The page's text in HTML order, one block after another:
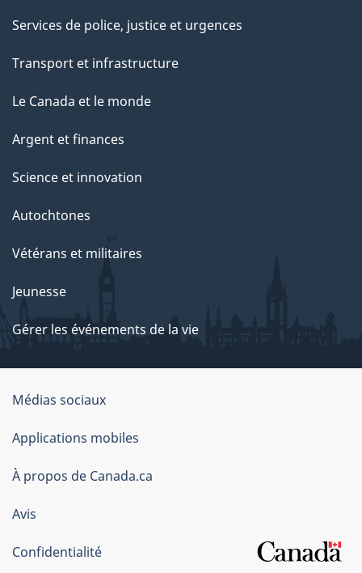
Services de police, justice et urgences
Transport et infrastructure
Le Canada et le monde
Argent et finances
Science et innovation
Autochtones
Vétérans et militaires
Jeunesse
Gérer les événements de la vie
Organisation
du
gouvernement
du
Canada
Médias sociaux
Applications mobiles
À propos de Canada.ca
Avis
Confidentialité